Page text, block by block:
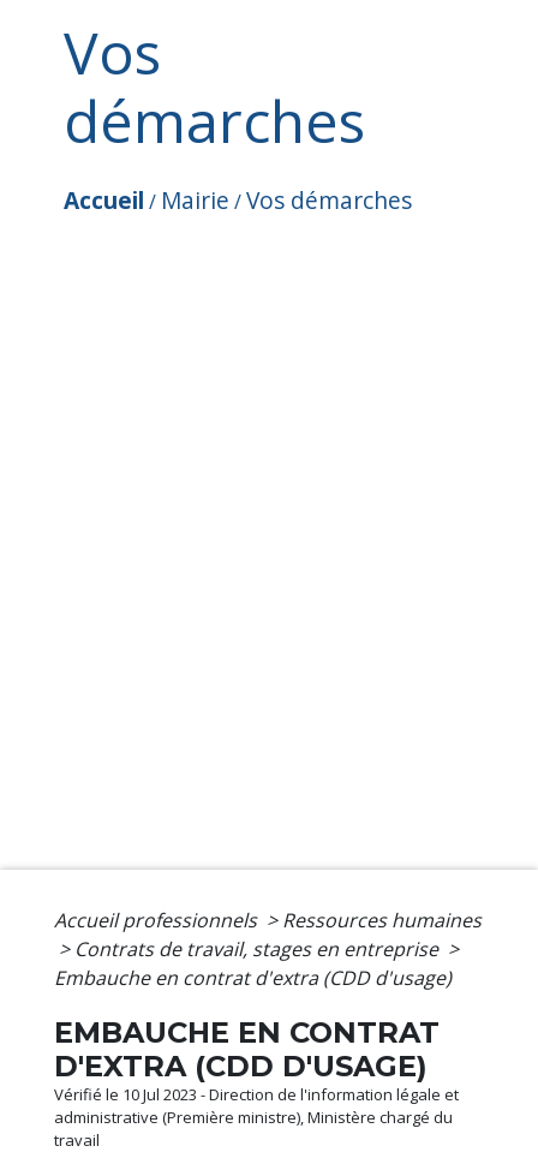
Vos
démarches
Accueil / Mairie /Vos démarches
Accueil professionnels > Ressources humaines
> Contrats de travail, stages en entreprise >
Embauche en contrat d'extra (CDD d'usage)
EMBAUCHE EN CONTRAT
D'EXTRA (CDD D'USAGE)
Vérifié le 10 Jul 2023 - Direction de l'information légale et
administrative (Première ministre), Ministère chargé du
travail